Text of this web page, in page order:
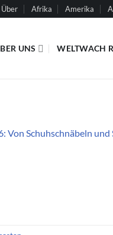
Über Afrika Amerika
UNS WELTWACH
Von Schuhschnäbeln